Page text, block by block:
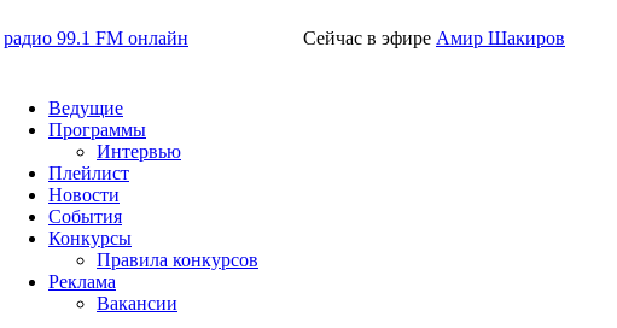
радио 99.1 FM онлайн Сейчас в эфире Амир Шакиров
Ведущие
Программы
Интервью
Плейлист
Новости
События
Конкурсы
Правила конкурсов
Реклама
Вакансии